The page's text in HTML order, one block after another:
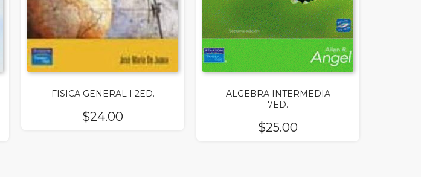
FISICA GENERAL I 2ED.
$24.00
ALGEBRA INTERMEDIA
7ED.
$25.00